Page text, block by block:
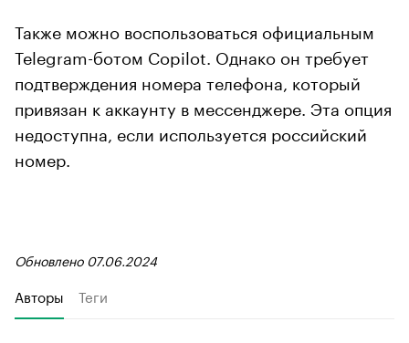
Также можно воспользоваться официальным
Telegram-ботом Copilot. Однако он требует
подтверждения номера телефона, который
привязан к аккаунту в мессенджере. Эта опция
недоступна, если используется российский
номер.
Обновлено 07.06.2024
Авторы Теги